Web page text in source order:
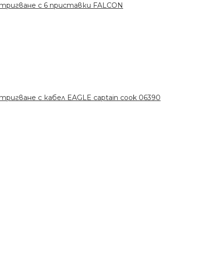
с 6 приставки FALCON
с кабел EAGLE captain cook 06390